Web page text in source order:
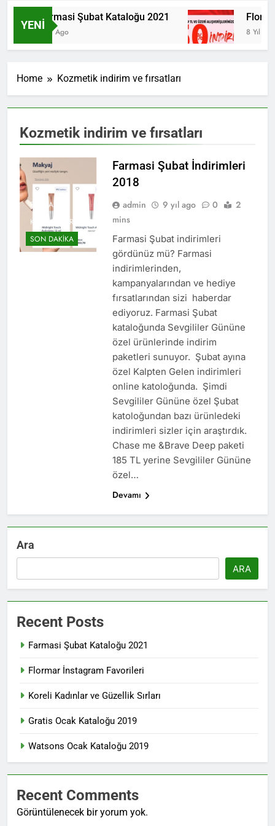
YENI
Farmasi Şubat Kataloğu 2021
6 Yıl Ago 8 Yıl Ago
Home Kozmetik indirim ve fırsatları
Kozmetik indirim ve fırsatları
FARMASI
KATALOGLAR
SON DAKIKA
Farmasi Şubat İndirimleri
2018
admin 9 yıl ago 0
2
mins
Farmasi Şubat indirimleri
gördünüz mü? Farmasi
indirimlerinden,
kampanyalarından ve hediye
fırsatlarından sizi haberdar
ediyoruz. Farmasi Şubat
kataloğunda Sevgililer Gününe
özel ürünlerinde indirim
paketleri sunuyor. Şubat ayına
özel Kalpten Gelen indirimleri
online katoloğunda. Şimdi
Sevgililer Gününe özel Şubat
katoloğundan bazı ürünledeki
indirimleri sizler için araştırdık.
Chase me &Brave Deep paketi
185 TL yerine Sevgililer Gününe
özel…
Devamı
Ara
ARA
Recent Posts
Farmasi Şubat Kataloğu 2021
Flormar İnstagram Favorileri
Koreli Kadınlar ve Güzellik Sırları
Gratis Ocak Kataloğu 2019
Watsons Ocak Kataloğu 2019
Recent Comments
Görüntülenecek bir yorum yok.